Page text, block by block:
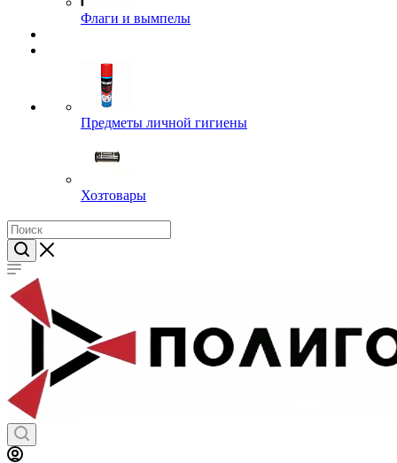
Флаги и вымпелы
Предметы личной гигиены
Хозтовары